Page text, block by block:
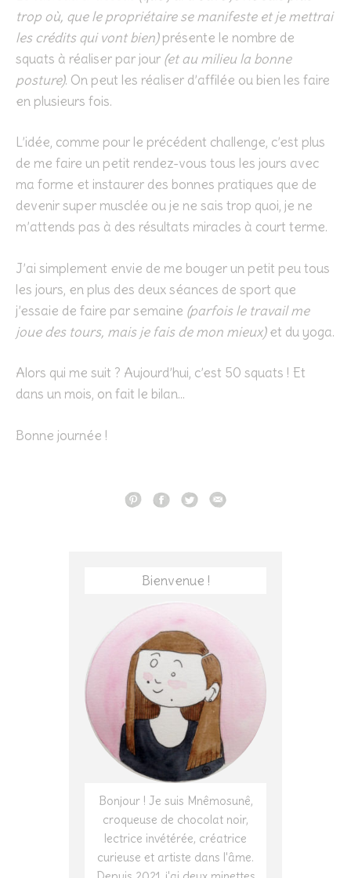
trop où, que le propriétaire se manifeste et je mettrai
les crédits qui vont bien)présente le nombre de
squats à réaliser par jour (et au milieu la bonne
posture). On peut les réaliser d’affilée ou bien les faire
en plusieurs fois.
L’idée, comme pour le précédent challenge, c’est plus
de me faire un petit rendez-vous tous les jours avec
ma forme et instaurer des bonnes pratiques que de
devenir super musclée ou je ne sais trop quoi, je ne
m’attends pas à des résultats miracles à court terme.
J’ai simplement envie de me bouger un petit peu tous
les jours, en plus des deux séances de sport que
j’essaie de faire par semaine (parfois le travail me
joue des tours, mais je fais de mon mieux)et du yoga.
Alors qui me suit ? Aujourd’hui, c’est 50 squats ! Et
dans un mois, on fait le bilan…
Bonne journée !
Bienvenue !
Bonjour ! Je suis Mnêmosunê,
croqueuse de chocolat noir,
lectrice invétérée, créatrice
curieuse et artiste dans l'âme.